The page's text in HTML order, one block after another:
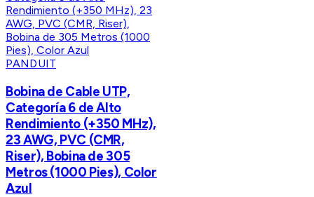
PANDUIT
Bobina de Cable UTP,
Categoría 6 de Alto
Rendimiento (+350 MHz),
23 AWG, PVC (CMR,
Riser), Bobina de 305
Metros (1000 Pies), Color
Azul